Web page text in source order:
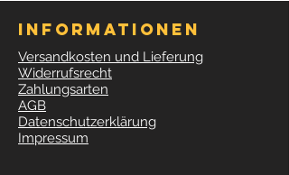
Informationen
Versandkosten und Lieferung
Widerrufsrecht
Zahlungsarten
AGB
Datenschutzerklärung
Impressum